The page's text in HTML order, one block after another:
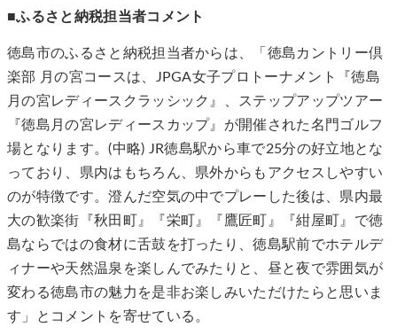
■ふるさと納税担当者コメント
徳島市のふるさと納税担当者からは、「徳島カントリー倶
楽部 月の宮コースは、JPGA女子プロトーナメント『徳島
月の宮レディースクラッシック』、ステップアップツアー
『徳島月の宮レディースカップ』が開催された名門ゴルフ
場となります。(中略) JR徳島駅から車で25分の好立地とな
っており、県内はもちろん、県外からもアクセスしやすい
のが特徴です。澄んだ空気の中でプレーした後は、県内最
大の歓楽街『秋田町』『栄町』『鷹匠町』『紺屋町』で徳
島ならではの食材に舌鼓を打ったり、徳島駅前でホテルデ
ィナーや天然温泉を楽しんでみたりと、昼と夜で雰囲気が
変わる徳島市の魅力を是非お楽しみいただけたらと思いま
す」とコメントを寄せている。